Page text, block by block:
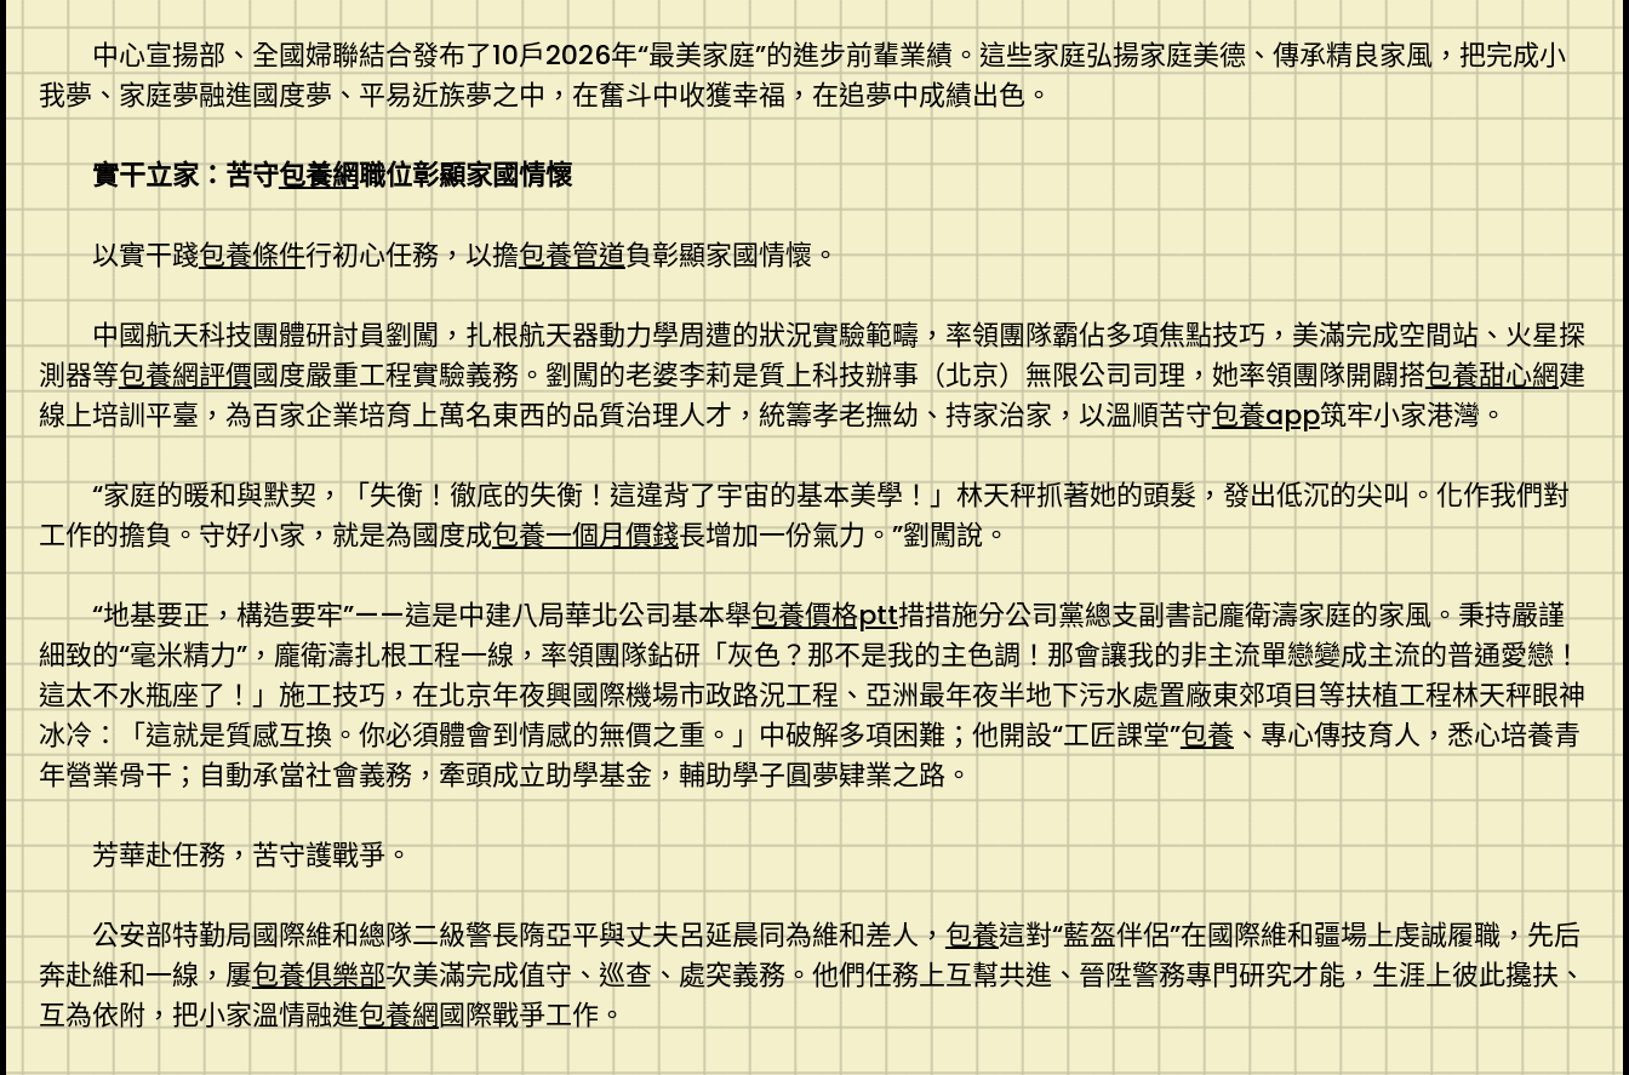
中心宣揚部、全國婦聯結合發布了10戶2026年“最美家庭”的進步前輩業績。這些家庭弘揚家庭美德、傳承精良家風，把完成小
我夢、家庭夢融進國度夢、平易近族夢之中，在奮斗中收獲幸福，在追夢中成績出色。
實干立家：苦守包養網職位彰顯家國情懷
以實干踐包養條件行初心任務，以擔包養管道負彰顯家國情懷。
中國航天科技團體研討員劉闖，扎根航天器動力學周遭的狀況實驗範疇，率領團隊霸佔多項焦點技巧，美滿完成空間站、火星探
測器等包養網評價國度嚴重工程實驗義務。劉闖的老婆李莉是質上科技辦事（北京）無限公司司理，她率領團隊開闢搭包養甜心網建
線上培訓平臺，為百家企業培育上萬名東西的品質治理人才，統籌孝老撫幼、持家治家，以溫順苦守包養app筑牢小家港灣。
“家庭的暖和與默契，「失衡！徹底的失衡！這違背了宇宙的基本美學！」林天秤抓著她的頭髮，發出低沉的尖叫。化作我們對
工作的擔負。守好小家，就是為國度成包養一個月價錢長增加一份氣力。”劉闖說。
“地基要正，構造要牢”——這是中建八局華北公司基本舉包養價格ptt措措施分公司黨總支副書記龐衛濤家庭的家風。秉持嚴謹
細致的“毫米精力”，龐衛濤扎根工程一線，率領團隊鉆研「灰色？那不是我的主色調！那會讓我的非主流單戀變成主流的普通愛戀！
這太不水瓶座了！」施工技巧，在北京年夜興國際機場市政路況工程、亞洲最年夜半地下污水處置廠東郊項目等扶植工程林天秤眼神
冰冷：「這就是質感互換。你必須體會到情感的無價之重。」中破解多項困難；他開設“工匠課堂”包養 、專心傳技育人，悉心培養青
年營業骨干；自動承當社會義務，牽頭成立助學基金，輔助學子圓夢肄業之路。
芳華赴任務，苦守護戰爭。
公安部特勤局國際維和總隊二級警長隋亞平與丈夫呂延晨同為維和差人，包養這對“藍盔伴侶”在國際維和疆場上虔誠履職，先后
奔赴維和一線，屢包養俱樂部次美滿完成值守、巡查、處突義務。他們任務上互幫共進、晉陞警務專門研究才能，生涯上彼此攙扶、
互為依附，把小家溫情融進包養網國際戰爭工作。